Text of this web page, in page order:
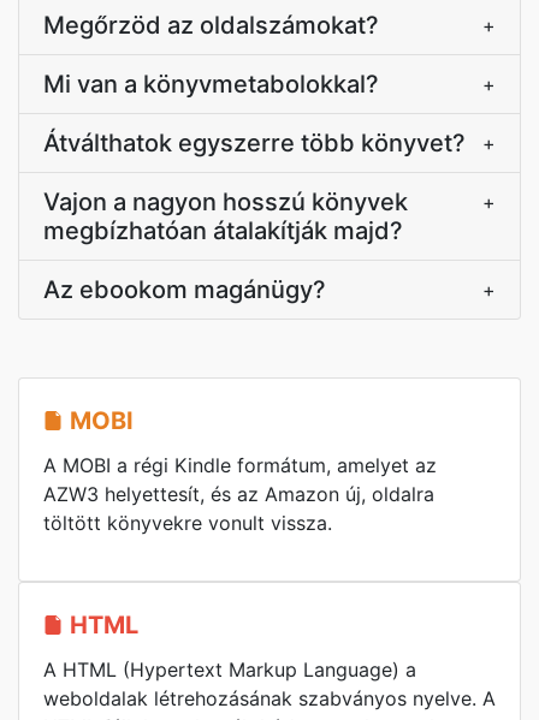
Megőrzöd az oldalszámokat? +
Mi van a könyvmetabolokkal? +
Átválthatok egyszerre több könyvet? +
Vajon a nagyon hosszú könyvek
megbízhatóan átalakítják majd?
+
Az ebookom magánügy? +
MOBI
A MOBI a régi Kindle formátum, amelyet az
AZW3 helyettesít, és az Amazon új, oldalra
töltött könyvekre vonult vissza.
HTML
A HTML (Hypertext Markup Language) a
weboldalak létrehozásának szabványos nyelve. A